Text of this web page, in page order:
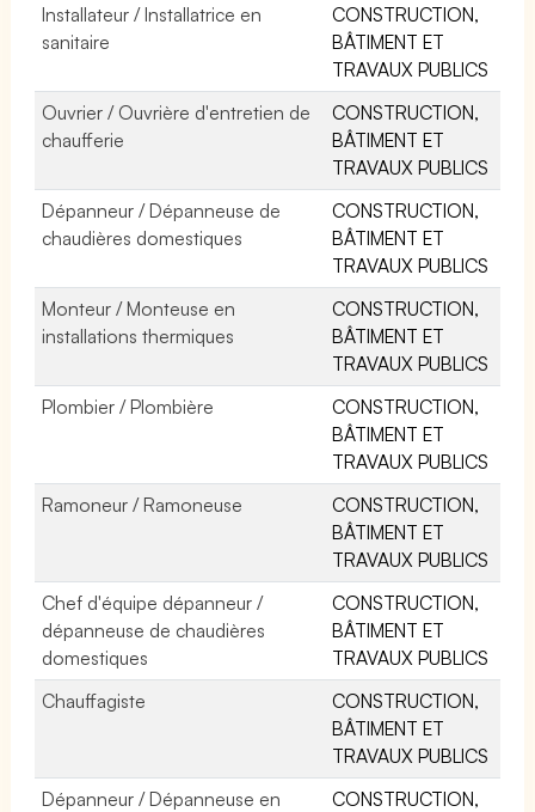
Installateur / Installatrice en
sanitaire
CONSTRUCTION,
BÂTIMENT ET
TRAVAUX PUBLICS
Ouvrier / Ouvrière d'entretien de
chaufferie
CONSTRUCTION,
BÂTIMENT ET
TRAVAUX PUBLICS
Dépanneur / Dépanneuse de
chaudières domestiques
CONSTRUCTION,
BÂTIMENT ET
TRAVAUX PUBLICS
Monteur / Monteuse en
installations thermiques
CONSTRUCTION,
BÂTIMENT ET
TRAVAUX PUBLICS
Plombier / Plombière
CONSTRUCTION,
BÂTIMENT ET
TRAVAUX PUBLICS
Ramoneur / Ramoneuse
CONSTRUCTION,
BÂTIMENT ET
TRAVAUX PUBLICS
Chef d'équipe dépanneur /
dépanneuse de chaudières
domestiques
CONSTRUCTION,
BÂTIMENT ET
TRAVAUX PUBLICS
Chauffagiste
CONSTRUCTION,
BÂTIMENT ET
TRAVAUX PUBLICS
Dépanneur / Dépanneuse en
CONSTRUCTION,